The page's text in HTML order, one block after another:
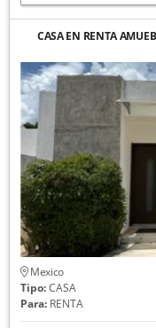
CASA EN RENTA
Mexico
Tipo:CASA
Para:RENTA